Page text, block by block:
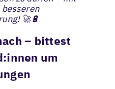
🚀🔋
– bittest
um